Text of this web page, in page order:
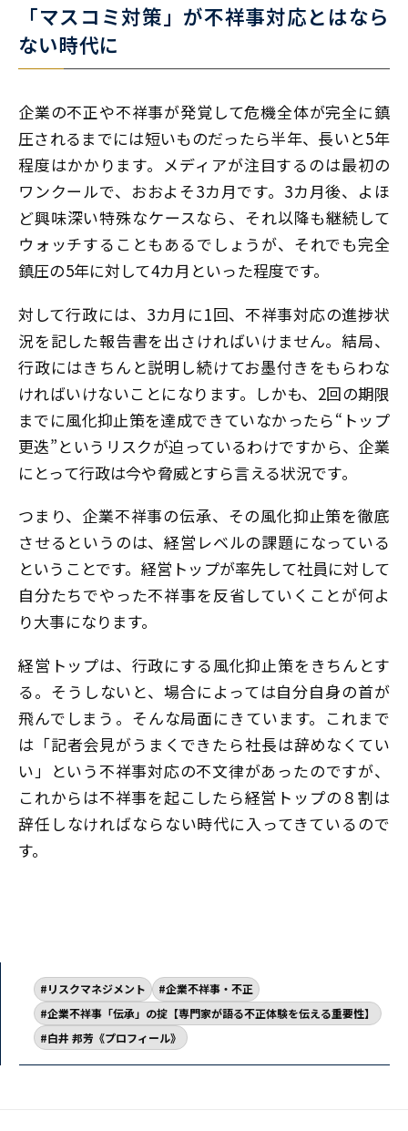
「マスコミ対策」が不祥事対応とはなら
ない時代に
企業の不正や不祥事が発覚して危機全体が完全に鎮
圧されるまでには短いものだったら半年、長いと5年
程度はかかります。メディアが注目するのは最初の
ワンクールで、おおよそ3カ月です。3カ月後、よほ
ど興味深い特殊なケースなら、それ以降も継続して
ウォッチすることもあるでしょうが、それでも完全
鎮圧の5年に対して4カ月といった程度です。
対して行政には、3カ月に1回、不祥事対応の進捗状
況を記した報告書を出さければいけません。結局、
行政にはきちんと説明し続けてお墨付きをもらわな
ければいけないことになります。しかも、2回の期限
までに風化抑止策を達成できていなかったら“トップ
更迭”というリスクが迫っているわけですから、企業
にとって行政は今や脅威とすら言える状況です。
つまり、企業不祥事の伝承、その風化抑止策を徹底
させるというのは、経営レベルの課題になっている
ということです。経営トップが率先して社員に対して
自分たちでやった不祥事を反省していくことが何よ
り大事になります。
経営トップは、行政にする風化抑止策をきちんとす
る。そうしないと、場合によっては自分自身の首が
飛んでしまう――。そんな局面にきています。これまで
は「記者会見がうまくできたら社長は辞めなくてい
い」という不祥事対応の不文律があったのですが、
これからは不祥事を起こしたら経営トップの８割は
辞任しなければならない時代に入ってきているので
す。
リスクマネジメント
企業不祥事・不正
企業不祥事「伝承」の掟【専門家が語る不正体験を伝える重要性】
白井 邦芳《プロフィール》